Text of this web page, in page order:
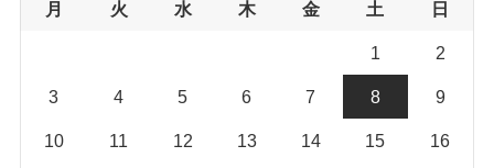
月 火 水 木 金 土 日
1 2
3 4 5 6 7 8 9
10 11 12 13 14 15 16